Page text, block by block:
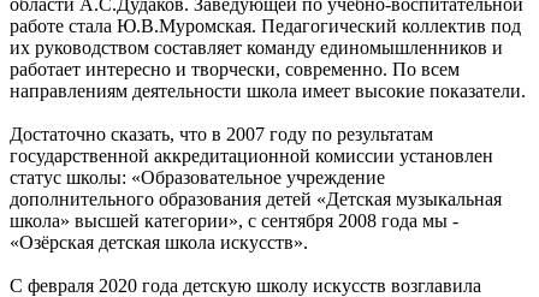
работе стала Ю.В.Муромская. Педагогический коллектив под
их руководством составляет команду единомышленников и
работает интересно и творчески, современно. По всем
направлениям деятельности школа имеет высокие показатели.
Достаточно сказать, что в 2007 году по результатам
государственной аккредитационной комиссии установлен
статус школы: «Образовательное учреждение
дополнительного образования детей «Детская музыкальная
школа» высшей категории», с сентября 2008 года мы -
«Озёрская детская школа искусств».
С февраля 2020 года детскую школу искусств возглавила